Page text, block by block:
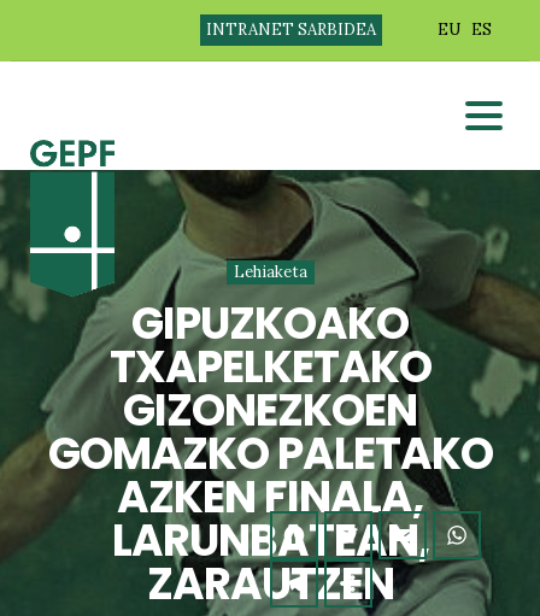
INTRANET SARBIDEA EU ES
Lehiaketa
GIPUZKOAKO
TXAPELKETAKO
GIZONEZKOEN
GOMAZKO PALETAKO
AZKEN FINALA,
LARUNBATEAN,
ZARAUTZEN